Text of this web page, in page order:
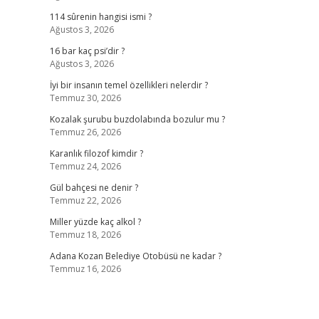
114 sûrenin hangisi ismi ?
Ağustos 3, 2026
16 bar kaç psi’dir ?
Ağustos 3, 2026
İyi bir insanın temel özellikleri nelerdir ?
Temmuz 30, 2026
Kozalak şurubu buzdolabında bozulur mu ?
Temmuz 26, 2026
Karanlık filozof kimdir ?
Temmuz 24, 2026
Gül bahçesi ne denir ?
Temmuz 22, 2026
Miller yüzde kaç alkol ?
Temmuz 18, 2026
Adana Kozan Belediye Otobüsü ne kadar ?
Temmuz 16, 2026